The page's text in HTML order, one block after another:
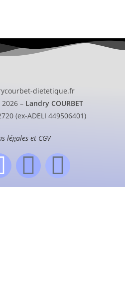
dietetique.fr
2026 – Landry COURBET
(ex-ADELI 449506401)
légales et CGV